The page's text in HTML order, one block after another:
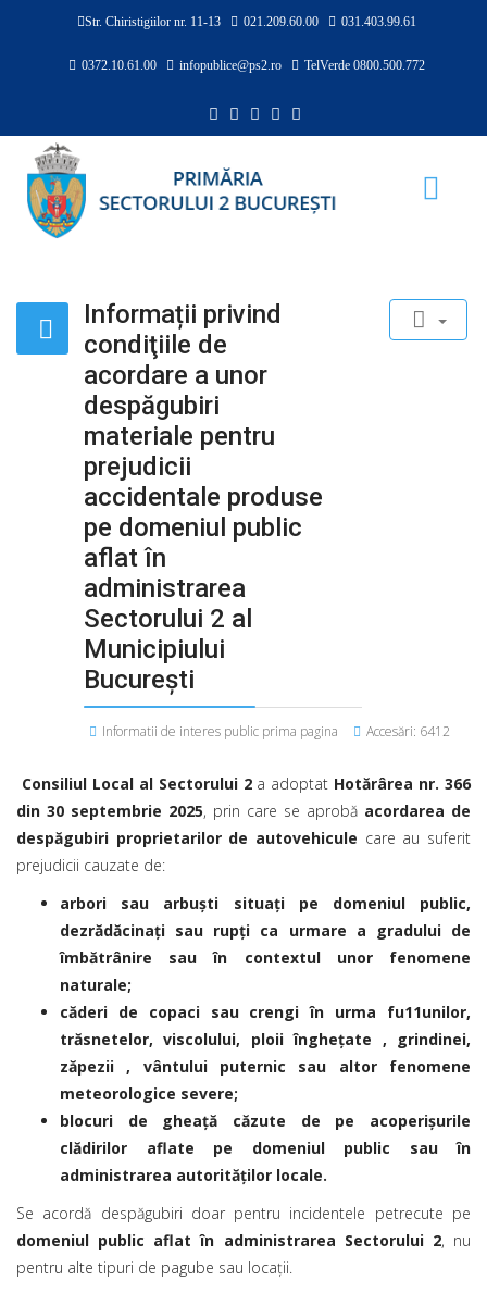
Str. Chiristigiilor nr. 11-13 021.209.60.00 031.403.99.61
0372.10.61.00 infopublice@ps2.ro TelVerde 0800.500.772
Informații privind
condiţiile de
acordare a unor
despăgubiri
materiale pentru
prejudicii
accidentale produse
pe domeniul public
aflat în
administrarea
Sectorului 2 al
Municipiului
Bucureşti
Informatii de interes public prima pagina Accesări: 6412
Consiliul Local al Sectorului 2a adoptat Hotărârea nr. 366
din 30 septembrie 2025, prin care se aprobă acordarea de
despăgubiri proprietarilor de autovehicule care au suferit
prejudicii cauzate de:
arbori sau arbuşti situaţi pe domeniul public,
dezrădăcinaţi sau rupţi ca urmare a gradului de
îmbătrânire sau în contextul unor fenomene
naturale;
căderi de copaci sau crengi în urma fu11unilor,
trăsnetelor, viscolului, ploii îngheţate , grindinei,
zăpezii , vântului puternic sau altor fenomene
meteorologice severe;
blocuri de gheaţă căzute de pe acoperişurile
clădirilor aflate pe domeniul public sau în
administrarea autorităţilor locale.
Se acordă despăgubiri doar pentru incidentele petrecute pe
domeniul public aflat în administrarea Sectorului 2, nu
pentru alte tipuri de pagube sau locații.